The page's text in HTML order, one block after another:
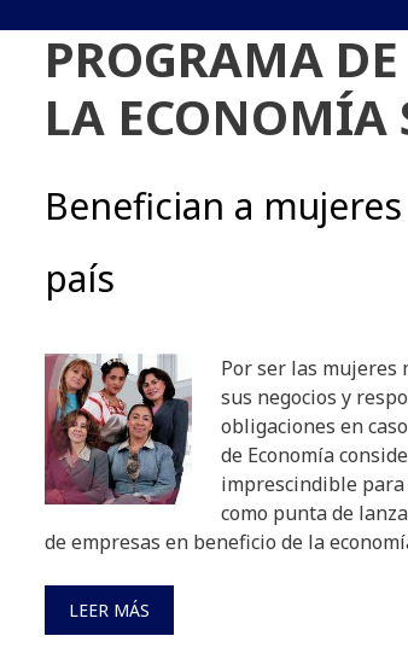
PROGRAMA
LA ECONOMÍA
Benefician a
país
Por ser las mujeres
sus negocios y
obligaciones en
de Economía
imprescindible
como punta de
de empresas en beneficio de la
LEER MÁS